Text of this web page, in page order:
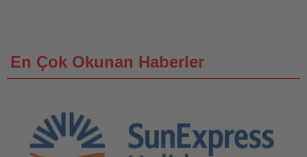
En Çok Okunan Haberler